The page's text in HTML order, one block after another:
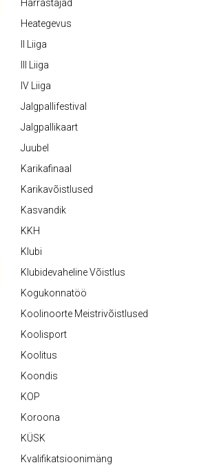
Harrastajad
Heategevus
II Liiga
III Liiga
IV Liiga
Jalgpallifestival
Jalgpallikaart
Juubel
Karikafinaal
Karikavõistlused
Kasvandik
KKH
Klubi
Klubidevaheline Võistlus
Kogukonnatöö
Koolinoorte Meistrivõistlused
Koolisport
Koolitus
Koondis
KOP
Koroona
KÜSK
Kvalifikatsioonimäng